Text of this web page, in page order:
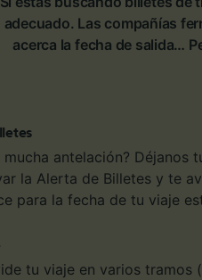
adecuado. Las compañías
acerca la fecha de salida…
antelación? Déjanos
la Alerta de Billetes y te
para la fecha de tu viaje
tu viaje en varios tramos
Lista de asociados